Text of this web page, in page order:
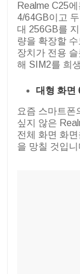
Realme C25
4/64GB이고
대 256GB를
량을 확장할
장치가 전용
해 SIM2를 희
대형 화면
요즘 스마트폰
싶지 않은
전체 화면 화
을 망칠 것입니